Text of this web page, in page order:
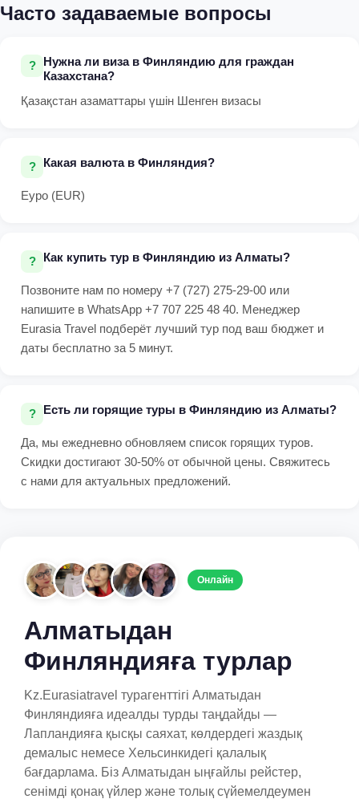
Часто задаваемые вопросы
Нужна ли виза в Финляндию для граждан
Казахстана?
Қазақстан азаматтары үшін Шенген визасы
Какая валюта в Финляндия?
Еуро (EUR)
Как купить тур в Финляндию из Алматы?
Позвоните нам по номеру +7 (727) 275-29-00 или
напишите в WhatsApp +7 707 225 48 40. Менеджер
Eurasia Travel подберёт лучший тур под ваш бюджет и
даты бесплатно за 5 минут.
Есть ли горящие туры в Финляндию из Алматы?
Да, мы ежедневно обновляем список горящих туров.
Скидки достигают 30-50% от обычной цены. Свяжитесь
с нами для актуальных предложений.
Онлайн
Алматыдан
Финляндияға турлар
Kz.Eurasiatravel турагенттігі Алматыдан
Финляндияға идеалды турды таңдайды —
Лапландияға қысқы саяхат, көлдердегі жаздық
демалыс немесе Хельсинкидегі қалалық
бағдарлама. Біз Алматыдан ыңғайлы рейстер,
сенімді қонақ үйлер және толық сүйемелдеумен